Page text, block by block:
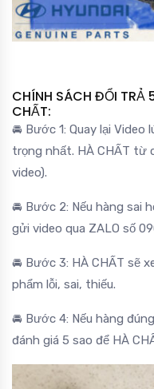
CHÍNH SÁCH ĐỔI TRẢ
CHẤT:
🚘 Bước 1: Quay lại
trọng nhất. HÀ CHẤT từ
video).
🚘 Bước 2: Nếu hàng sai
gửi video qua ZALO số
🚘 Bước 3: HÀ CHẤT sẽ
phẩm lỗi, sai, thiếu.
🚘 Bước 4: Nếu hàng
đánh giá 5 sao để HÀ